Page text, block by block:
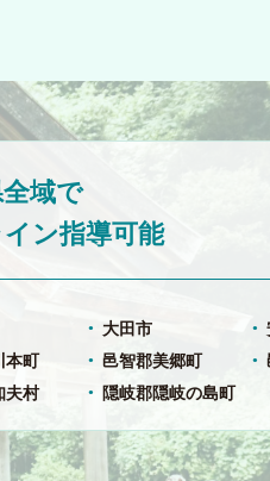
域で
ン指導可能
大田市
本町 邑智郡美郷町
夫村 隠岐郡隠岐の島町